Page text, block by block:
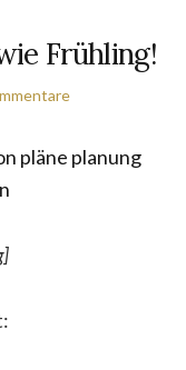
Frühling!